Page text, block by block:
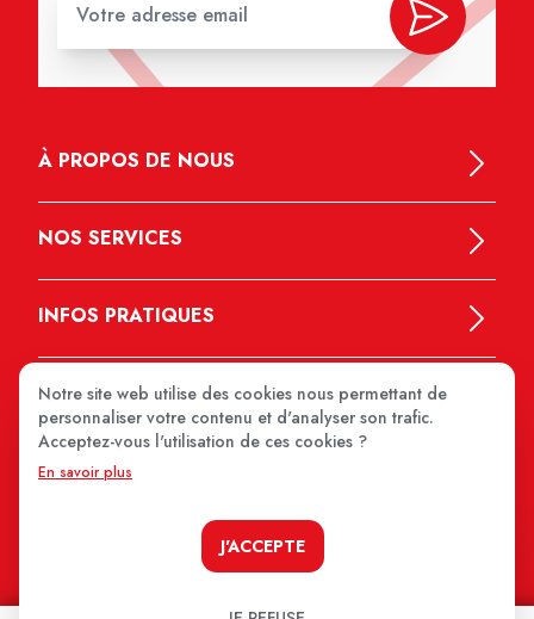
À PROPOS DE NOUS
NOS SERVICES
INFOS PRATIQUES
Notre site web utilise des cookies nous permettant de
personnaliser votre contenu et d'analyser son trafic.
Acceptez-vous l'utilisation de ces cookies ?
En savoir plus
J'ACCEPTE